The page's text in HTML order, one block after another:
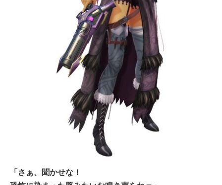
「さぁ、聞かせな！